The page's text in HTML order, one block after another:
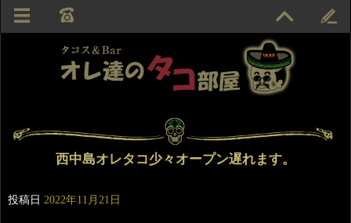
西中島オレタコ少々オープン遅れます。
投稿日 2022年11月21日